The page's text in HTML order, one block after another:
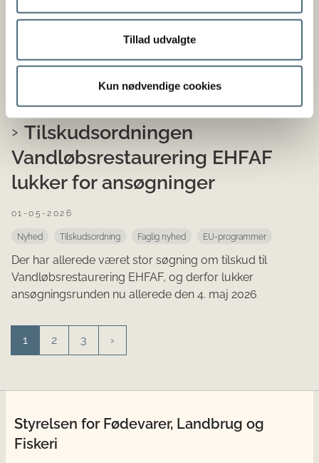
Tillad udvalgte
Kun nødvendige cookies
Nyhed Pressemeddelelse
Kampagnen Plant Health 4 Life vender nu tilbage for
Europæiske Fødevaresikkerhedsautoritet (EFSA),
Tilskudsordningen
Vandløbsrestaurering EHFAF
lukker for ansøgninger
01-05-2026
Nyhed Tilskudsordning Faglig nyhed EU-programmer
Der har allerede været stor søgning om tilskud til
Vandløbsrestaurering EHFAF, og derfor lukker
ansøgningsrunden nu allerede den 4. maj 2026
1 2 3
Styrelsen for Fødevarer, Landbrug og
Fiskeri